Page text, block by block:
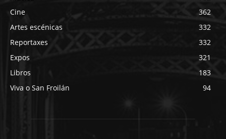
Cine
362
Artes escénicas
332
Reportaxes
332
Expos
321
Libros
183
Viva o San Froilán
94